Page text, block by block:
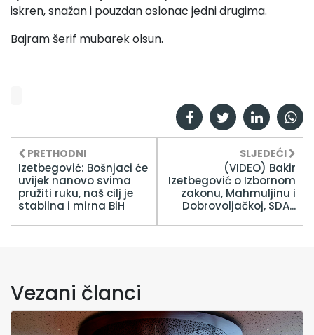
iskren, snažan i pouzdan oslonac jedni drugima.
Bajram šerif mubarek olsun.
PRETHODNI
Izetbegović: Bošnjaci će
uvijek nanovo svima
pružiti ruku, naš cilj je
stabilna i mirna BiH
SLJEDEĆI
(VIDEO) Bakir
Izetbegović o Izbornom
zakonu, Mahmuljinu i
Dobrovoljačkoj, SDA...
Vezani članci